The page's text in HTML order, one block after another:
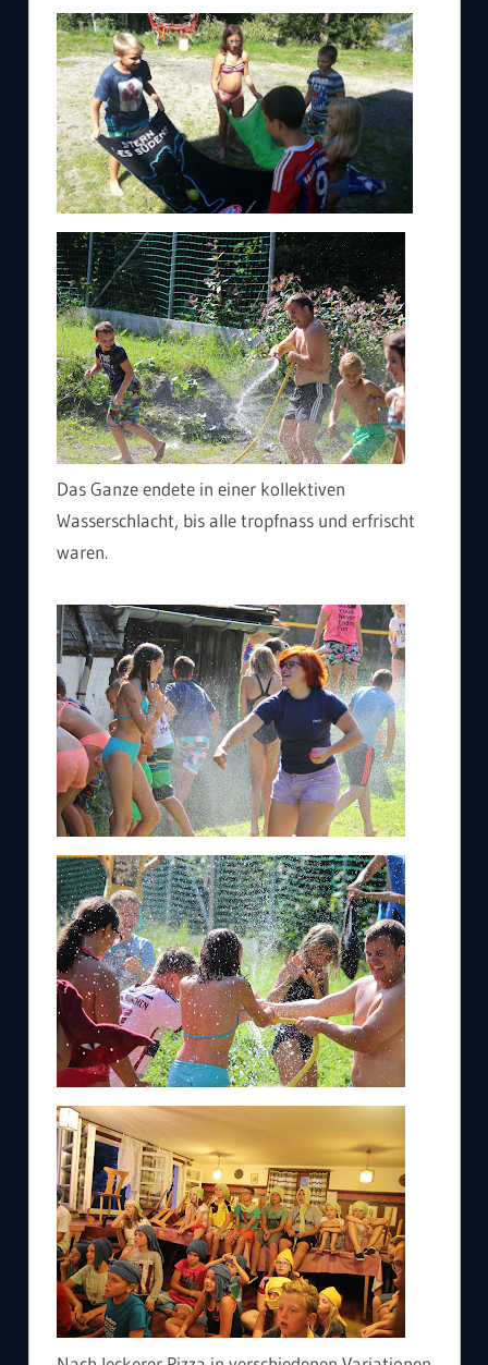
Das Ganze endete in einer kollektiven
Wasserschlacht, bis alle tropfnass und erfrischt
waren.